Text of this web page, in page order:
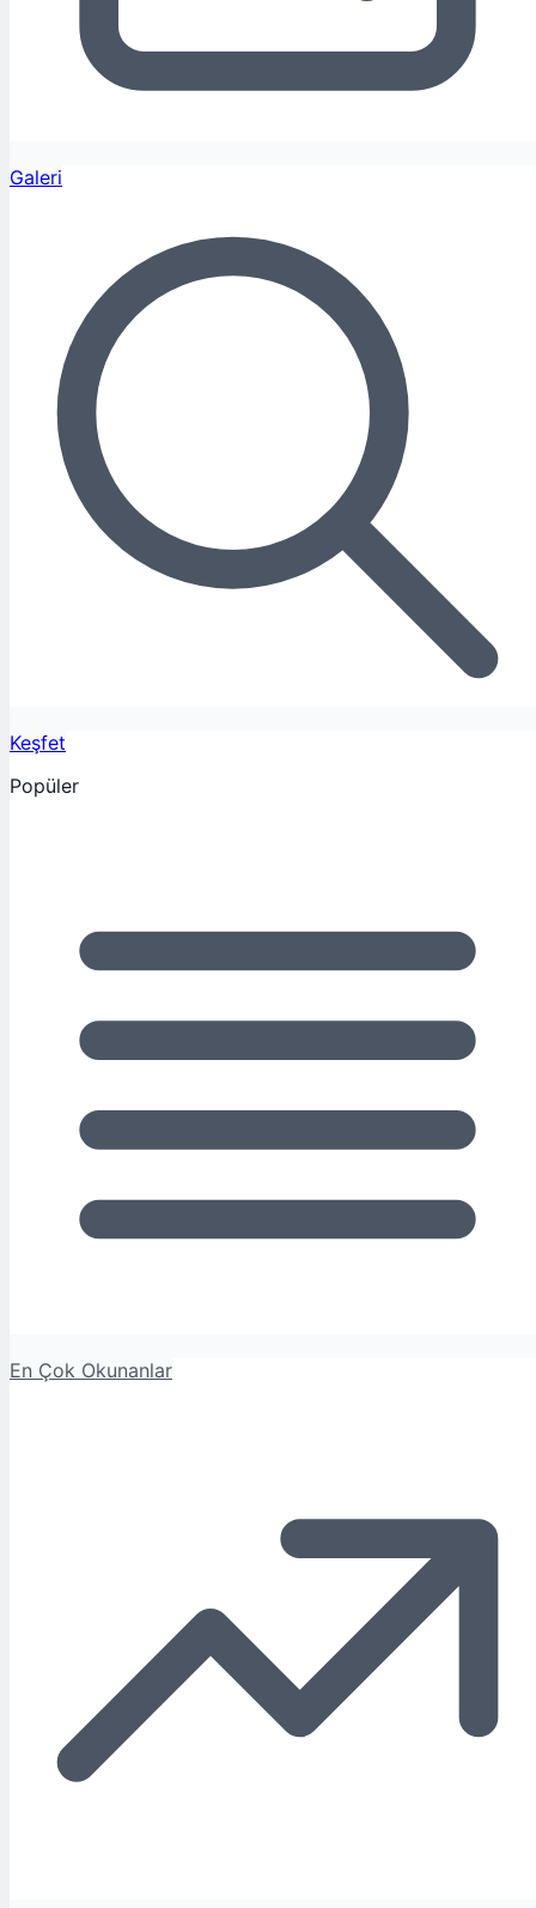
Galeri
Keşfet
Popüler
En Çok Okunanlar